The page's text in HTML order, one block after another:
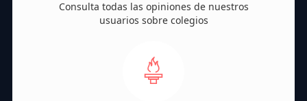
Consulta todas las opiniones de nuestros
usuarios sobre colegios